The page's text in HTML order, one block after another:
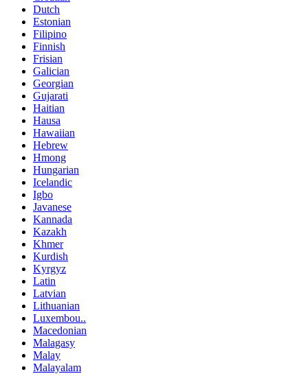
Dutch
Estonian
Filipino
Finnish
Frisian
Galician
Georgian
Gujarati
Haitian
Hausa
Hawaiian
Hebrew
Hmong
Hungarian
Icelandic
Igbo
Javanese
Kannada
Kazakh
Khmer
Kurdish
Kyrgyz
Latin
Latvian
Lithuanian
Luxembou..
Macedonian
Malagasy
Malay
Malayalam